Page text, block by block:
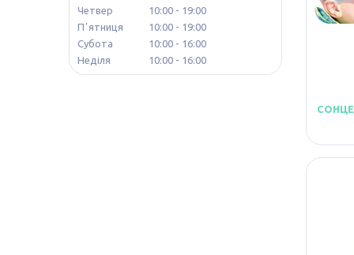
Четвер
10:00
19:00
Пʼятниця
10:00
19:00
Субота
10:00
16:00
Неділя
10:00 16:00